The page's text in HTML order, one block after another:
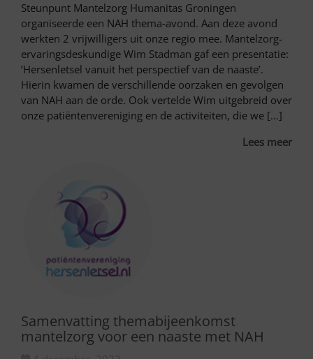
Steunpunt Mantelzorg Humanitas Groningen
organiseerde een NAH thema-avond. Aan deze avond
werkten 2 vrijwilligers uit onze regio mee. Mantelzorg-
ervaringsdeskundige Wim Stadman gaf een presentatie:
’Hersenletsel vanuit het perspectief van de naaste’.
Hierin kwamen de verschillende oorzaken en gevolgen
van NAH aan de orde. Ook vertelde Wim uitgebreid over
onze patiëntenvereniging en de activiteiten, die we […]
Lees meer
Samenvatting themabijeenkomst
mantelzorg voor een naaste met NAH